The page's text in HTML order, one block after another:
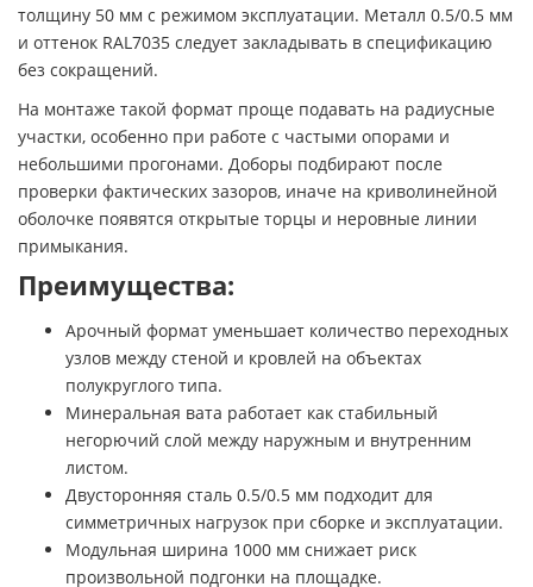
толщину 50 мм с режимом эксплуатации. Металл 0.5/0.5 мм
и оттенок RAL7035 следует закладывать в спецификацию
без сокращений.
На монтаже такой формат проще подавать на радиусные
участки, особенно при работе с частыми опорами и
небольшими прогонами. Доборы подбирают после
проверки фактических зазоров, иначе на криволинейной
оболочке появятся открытые торцы и неровные линии
примыкания.
Преимущества:
Арочный формат уменьшает количество переходных
узлов между стеной и кровлей на объектах
полукруглого типа.
Минеральная вата работает как стабильный
негорючий слой между наружным и внутренним
листом.
Двусторонняя сталь 0.5/0.5 мм подходит для
симметричных нагрузок при сборке и эксплуатации.
Модульная ширина 1000 мм снижает риск
произвольной подгонки на площадке.